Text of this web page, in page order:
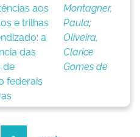
aos
e trilhas
a
das
de
federais
Montagner,
Paula;
Oliveira,
Clarice
Gomes de